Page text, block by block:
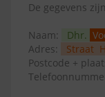
De gegevens
Naam: Dhr.
Adres:
Straat
Postcode +